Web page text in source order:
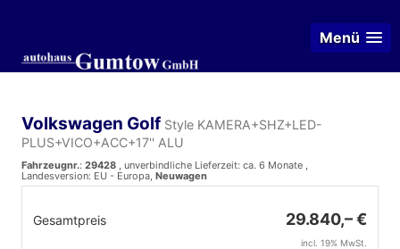
Menü
Volkswagen Golf Style KAMERA+SHZ+LED-
PLUS+VICO+ACC+17'' ALU
Fahrzeugnr.: 29428 , unverbindliche Lieferzeit: ca. 6 Monate ,
Landesversion: EU - Europa, Neuwagen
Gesamtpreis 29.840,– €
incl. 19% MwSt.